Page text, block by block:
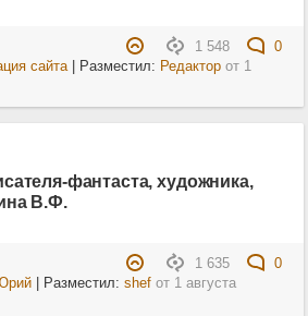
1 548
0
сайта| Разместил: Редакторот 1
фантаста, художника,
В.Ф.
1 635
0
| Разместил: shefот 1 августа